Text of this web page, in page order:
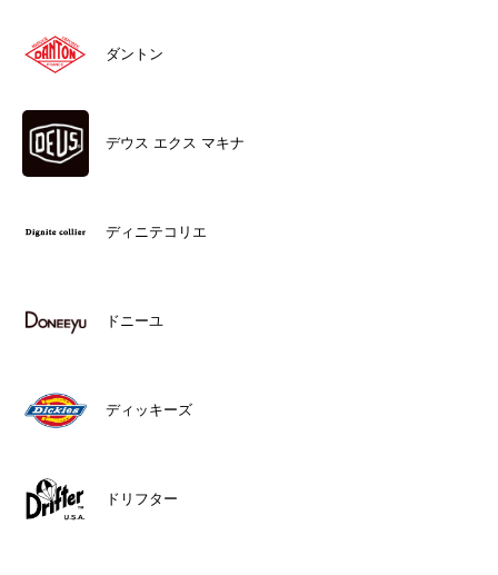
ダントン
デウス エクス マキナ
ディニテコリエ
ドニーユ
ディッキーズ
ドリフター